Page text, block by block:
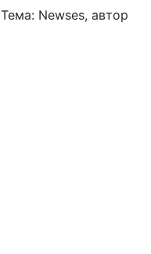
Тема: Newses, автор